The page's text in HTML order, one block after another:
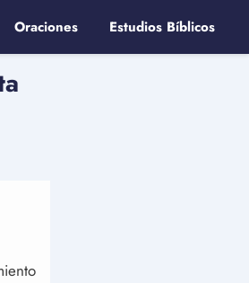
Oraciones Estudios Bíblicos